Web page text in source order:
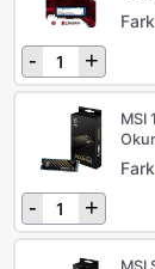
- +
MSI
- +